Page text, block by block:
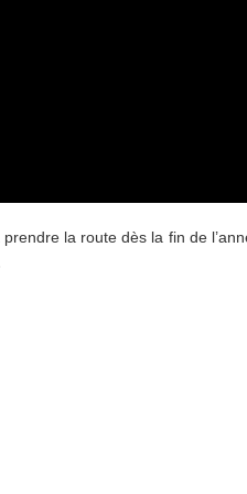
prendre la route dès la fin de